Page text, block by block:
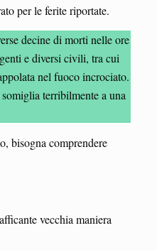
per le ferite riportate.
decine di morti nelle ore
e diversi civili, tra cui
nel fuoco incrociato.
terribilmente a una
bisogna comprendere
vecchia maniera